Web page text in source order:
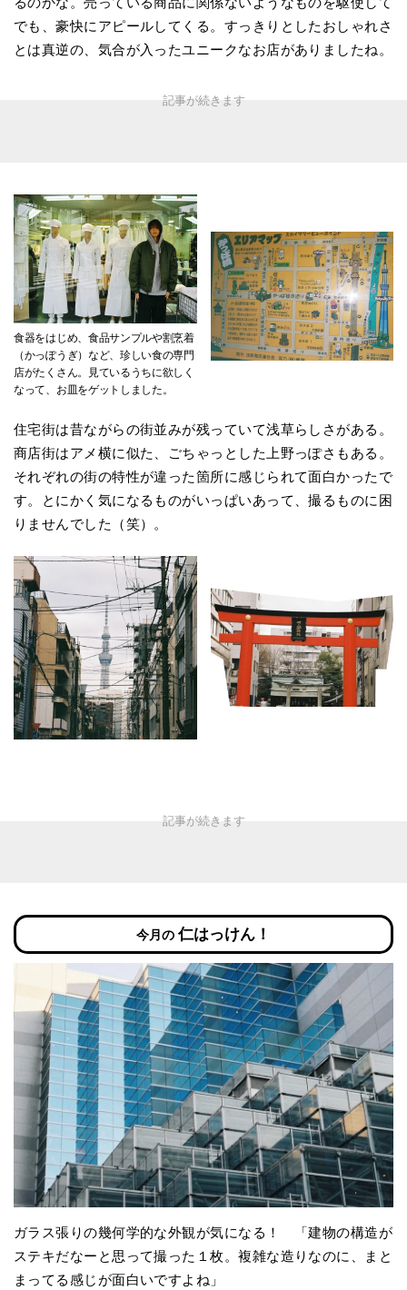
でも、豪快にアピールしてくる。すっきりとしたおしゃれさ
とは真逆の、気合が入ったユニークなお店がありましたね。
食器をはじめ、食品サンプルや割烹着
（かっぽうぎ）など、珍しい食の専門
店がたくさん。見ているうちに欲しく
なって、お皿をゲットしました。
住宅街は昔ながらの街並みが残っていて浅草らしさがある。
商店街はアメ横に似た、ごちゃっとした上野っぽさもある。
それぞれの街の特性が違った箇所に感じられて面白かったで
す。とにかく気になるものがいっぱいあって、撮るものに困
りませんでした（笑）。
今月の仁はっけん！
ガラス張りの幾何学的な外観が気になる！ 「建物の構造が
ステキだなーと思って撮った１枚。複雑な造りなのに、まと
まってる感じが面白いですよね」